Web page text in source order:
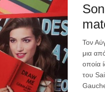
Toν
μια
οποία
του